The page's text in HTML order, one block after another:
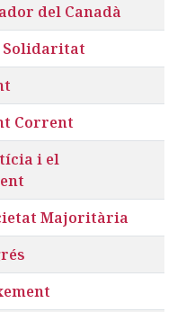
del Canadà
Solidaritat
Corrent
i el
Majoritària